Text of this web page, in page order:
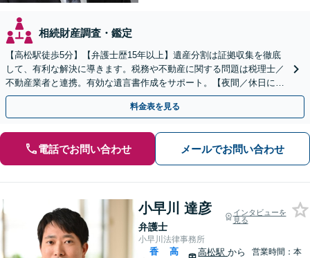
相続財産調査・鑑定
【高松駅徒歩5分】【弁護士歴15年以上】遺産分割は証拠収集を徹底
して、有利な解決に導きます。税務や不動産に関する問題は税理士／
不動産業者と連携。有効な遺言書作成をサポート。【夜間／休日にも
対応】【駐車場あり】お気軽にご相談ください。
料金表を見る
電話でお問い合わせ メールでお問い合わせ
小早川 達彦
弁護士
インタビューを
見る
小早川法律事務所
香
高
高松駅から
営業時間：本